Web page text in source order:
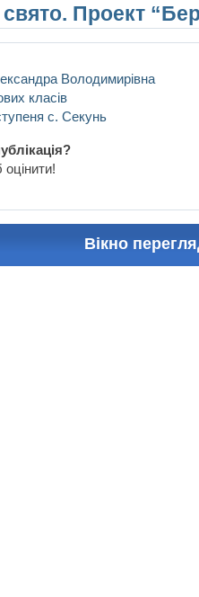
Проект
Володимирівна
класів
с. Секунь
оцінити!
Вікно